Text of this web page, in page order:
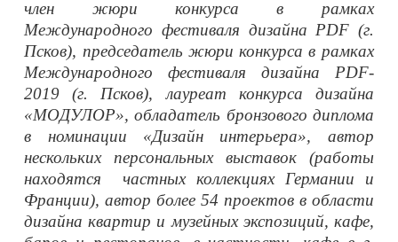
член жюри конкурса в рамках
Международного фестиваля дизайна PDF (г.
Псков), председатель жюри конкурса в рамках
Международного фестиваля дизайна PDF-
2019 (г. Псков), лауреат конкурса дизайна
«МОДУЛОР», обладатель бронзового диплома
в номинации «Дизайн интерьера», автор
нескольких персональных выставок (работы
находятся частных коллекциях Германии и
Франции), автор более 54 проектов в области
дизайна квартир и музейных экспозиций, кафе,